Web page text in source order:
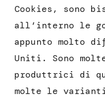
Cookies, sono
all’interno le
appunto molto
Uniti. Sono
produttrici di
molte le varianti